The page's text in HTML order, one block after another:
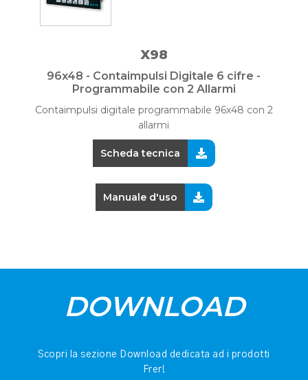
X98
96x48 - Contaimpulsi Digitale 6 cifre -
Programmabile con 2 Allarmi
Contaimpulsi digitale programmabile 96x48 con 2
allarmi
Scheda tecnica
Manuale d'uso
DOWNLOAD
Scopri la sezione Download dedicata ad i prodotti
Frer!